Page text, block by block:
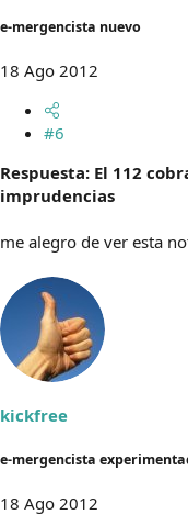
e-mergencista nuevo
18 Ago 2012
#6
Respuesta: El 112
imprudencias
me alegro de ver esta
kickfree
e-mergencista
18 Ago 2012